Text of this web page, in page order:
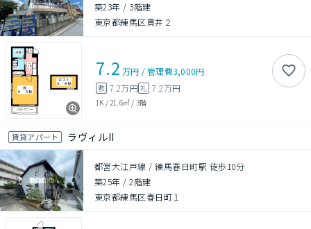
築23年 / 3階建
東京都練馬区貫井２
7.2 万円 /管理費3,000円
敷 7.2万円礼 7.2万円
1K / 21.6㎡ / 3階
賃貸アパート ラヴィルII
都営大江戸線 / 練馬春日町駅 徒歩10分
築25年 /2階建
東京都練馬区春日町１